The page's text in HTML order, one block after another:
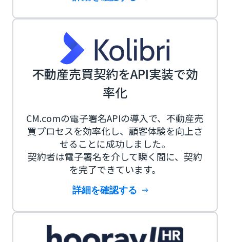
不動産売買契約をAPI実装で効
率化
CM.comの電子署名APIの導入で、不動産売
買プロセスを効率化し、顧客体験を向上さ
せることに成功しました。
契約者は電子署名を介して瞬く間に、契約
を完了できています。
詳細を確認する